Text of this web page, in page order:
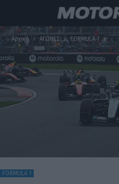
Αρχική ΑΓΩΝΕΣ FORMULA 1
FORMULA 1